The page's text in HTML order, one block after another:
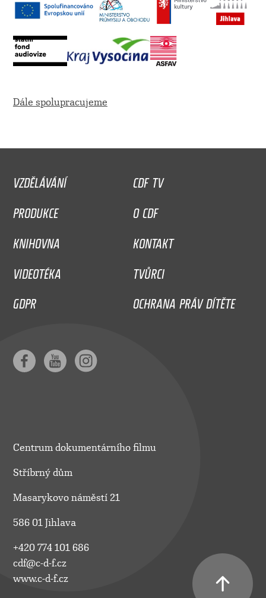
Dále spolupracujeme
VZDĚLÁVÁNÍ
CDF TV
PRODUKCE
O CDF
KNIHOVNA
KONTAKT
VIDEOTÉKA
TVŮRCI
GDPR
OCHRANA PRÁV DÍTĚTE
Centrum dokumentárního filmu
Stříbrný dům
Masarykovo náměstí 21
586 01 Jihlava
+420 774 101 686
cdf@c-d-f.cz
www.c-d-f.cz